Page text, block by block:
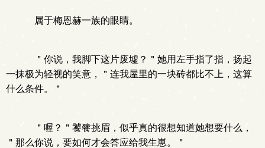
属于梅恩赫一族的眼睛。
＂你说，我脚下这片废墟？＂她用左手指了指，扬起
一抹极为轻视的笑意，＂连我屋里的一块砖都比不上，这算
什么条件。＂
＂喔？＂饕餮挑眉，似乎真的很想知道她想要什么，
＂那么你说，要如何才会答应给我生崽。＂